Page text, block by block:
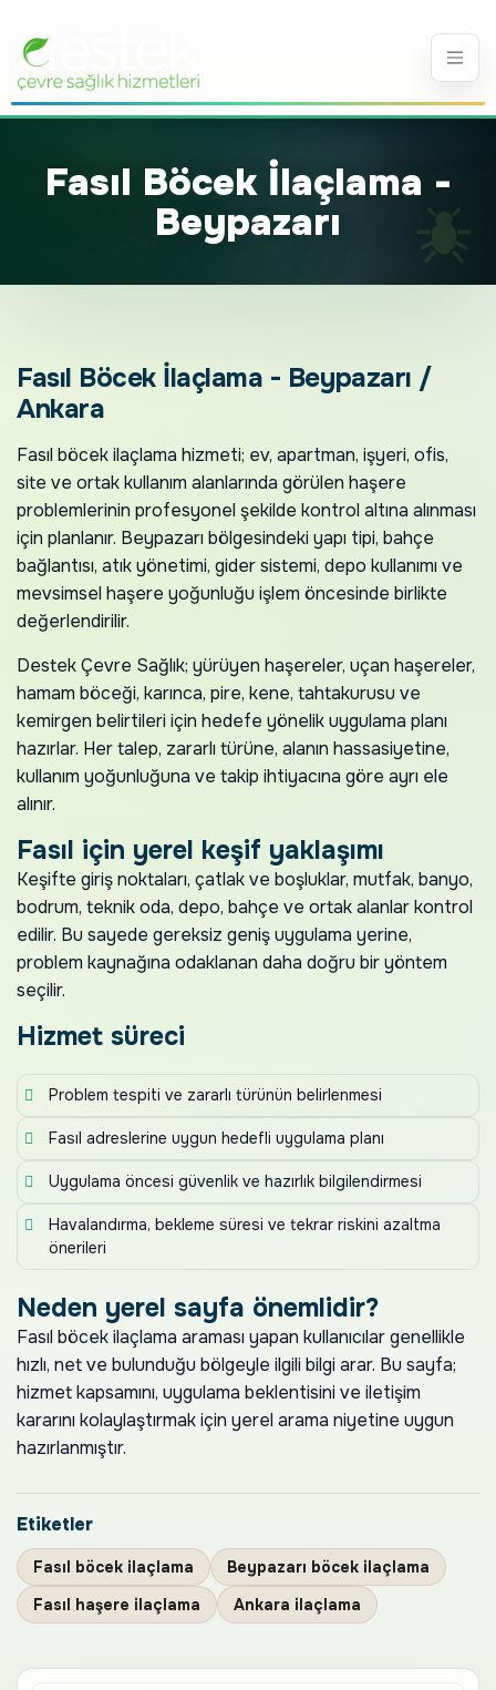
Fasıl Böcek İlaçlama -
Beypazarı
Fasıl Böcek İlaçlama - Beypazarı /
Ankara
Fasıl böcek ilaçlama hizmeti; ev, apartman, işyeri, ofis,
site ve ortak kullanım alanlarında görülen haşere
problemlerinin profesyonel şekilde kontrol altına alınması
için planlanır. Beypazarı bölgesindeki yapı tipi, bahçe
bağlantısı, atık yönetimi, gider sistemi, depo kullanımı ve
mevsimsel haşere yoğunluğu işlem öncesinde birlikte
değerlendirilir.
Destek Çevre Sağlık; yürüyen haşereler, uçan haşereler,
hamam böceği, karınca, pire, kene, tahtakurusu ve
kemirgen belirtileri için hedefe yönelik uygulama planı
hazırlar. Her talep, zararlı türüne, alanın hassasiyetine,
kullanım yoğunluğuna ve takip ihtiyacına göre ayrı ele
alınır.
Fasıl için yerel keşif yaklaşımı
Keşifte giriş noktaları, çatlak ve boşluklar, mutfak, banyo,
bodrum, teknik oda, depo, bahçe ve ortak alanlar kontrol
edilir. Bu sayede gereksiz geniş uygulama yerine,
problem kaynağına odaklanan daha doğru bir yöntem
seçilir.
Hizmet süreci
Problem tespiti ve zararlı türünün belirlenmesi
Fasıl adreslerine uygun hedefli uygulama planı
Uygulama öncesi güvenlik ve hazırlık bilgilendirmesi
Havalandırma, bekleme süresi ve tekrar riskini azaltma
önerileri
Neden yerel sayfa önemlidir?
Fasıl böcek ilaçlama araması yapan kullanıcılar genellikle
hızlı, net ve bulunduğu bölgeyle ilgili bilgi arar. Bu sayfa;
hizmet kapsamını, uygulama beklentisini ve iletişim
kararını kolaylaştırmak için yerel arama niyetine uygun
hazırlanmıştır.
Etiketler
Fasıl böcek ilaçlama
Beypazarı böcek ilaçlama
Fasıl haşere ilaçlama
Ankara ilaçlama